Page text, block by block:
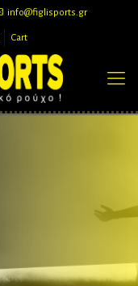
info@figlisports.gr
Cart